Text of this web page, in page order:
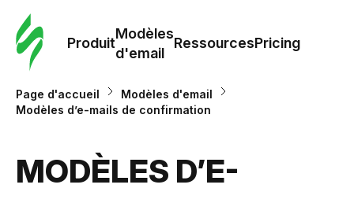
Produit
Modèles
d'email
RessourcesPricing
Page d'accueil
Modèles d'email
Modèles d’e-mails de confirmation
MODÈLES D’E-